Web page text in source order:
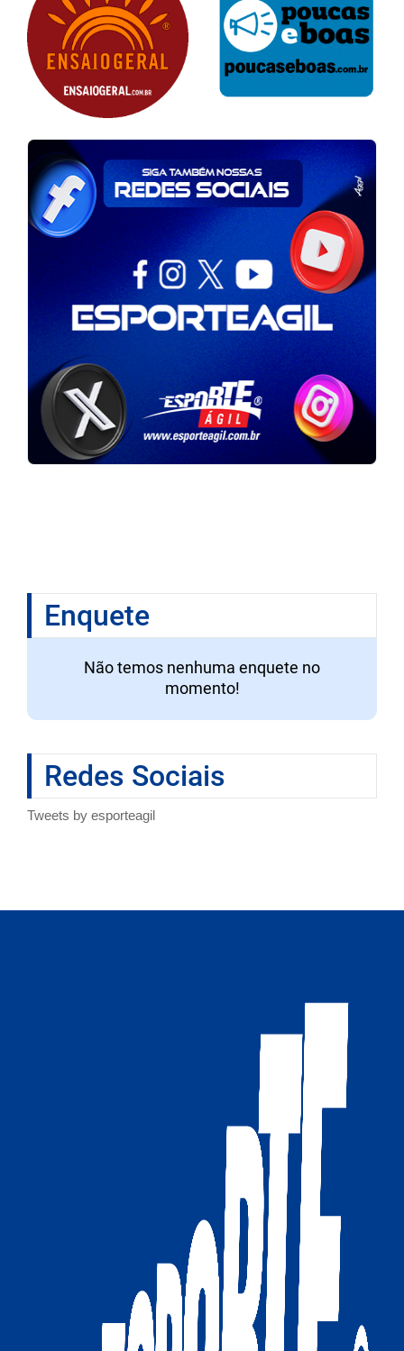
Enquete
Não temos nenhuma enquete no
momento!
Redes Sociais
Tweets by esporteagil